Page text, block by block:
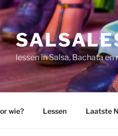
lessen in Salsa, Bachata
wie? Lessen Laatste